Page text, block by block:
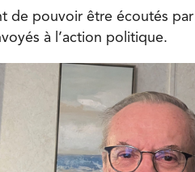
de pouvoir être écoutés
à l’action politique.